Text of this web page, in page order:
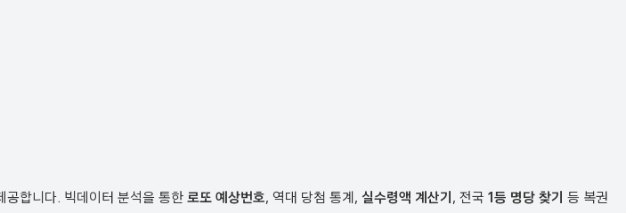
공합니다. 빅데이터 분석을 통한 로또 예상번호, 역대 당첨 통계, 실수령액 계산기, 전국 1등 명당 찾기 등 복권